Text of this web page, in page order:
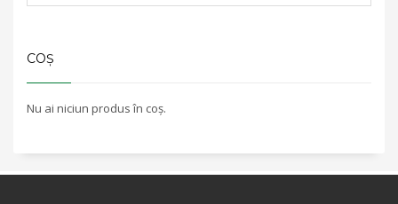
multe
pot
alese
COȘ
Nu ai niciun produs în coș.